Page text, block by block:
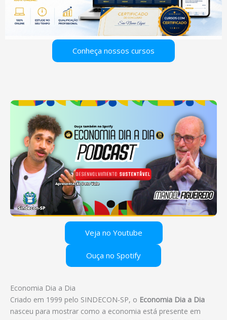
Conheça nossos cursos
Veja no Youtube
Ouça no Spotify
Economia Dia a Dia
Criado em 1999 pelo SINDECON-SP, o Economia Dia a Dia
nasceu para mostrar como a economia está presente em